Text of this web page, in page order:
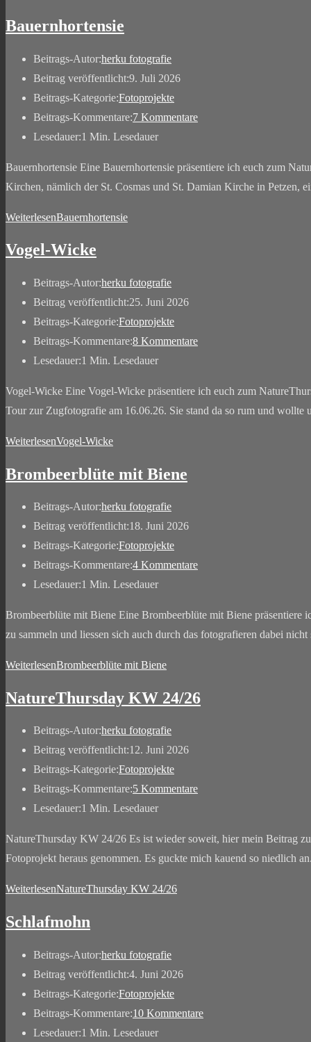
Bauernhortensie
Beitrags-Autor:herku fotografie
Beitrag veröffentlicht:9. Juli 2026
Beitrags-Kategorie:Fotoprojekte
Beitrags-Kommentare:7 Kommentare
Lesedauer:1 Min. Lesedauer
Bauernhortensie Eine Bauernhortensie präsentiere ich euch zum
Kirchen, nämlich der St. Cosmas und St. Damian Kirche in
WeiterlesenBauernhortensie
Vogel-Wicke
Beitrags-Autor:herku fotografie
Beitrag veröffentlicht:25. Juni 2026
Beitrags-Kategorie:Fotoprojekte
Beitrags-Kommentare:8 Kommentare
Lesedauer:1 Min. Lesedauer
Vogel-Wicke Eine Vogel-Wicke präsentiere ich euch zum
Tour zur Zugfotografie am 16.06.26. Sie stand da so rum und
WeiterlesenVogel-Wicke
Brombeerblüte mit Biene
Beitrags-Autor:herku fotografie
Beitrag veröffentlicht:18. Juni 2026
Beitrags-Kategorie:Fotoprojekte
Beitrags-Kommentare:4 Kommentare
Lesedauer:1 Min. Lesedauer
Brombeerblüte mit Biene Eine Brombeerblüte mit Biene
zu sammeln und liessen sich auch durch das fotografieren dabei
WeiterlesenBrombeerblüte mit Biene
NatureThursday KW 24/26
Beitrags-Autor:herku fotografie
Beitrag veröffentlicht:12. Juni 2026
Beitrags-Kategorie:Fotoprojekte
Beitrags-Kommentare:5 Kommentare
Lesedauer:1 Min. Lesedauer
NatureThursday KW 24/26 Es ist wieder soweit, hier mein Beitrag
Fotoprojekt heraus genommen. Es guckte mich kauend so
WeiterlesenNatureThursday KW 24/26
Schlafmohn
Beitrags-Autor:herku fotografie
Beitrag veröffentlicht:4. Juni 2026
Beitrags-Kategorie:Fotoprojekte
Beitrags-Kommentare:10 Kommentare
Lesedauer:1 Min. Lesedauer